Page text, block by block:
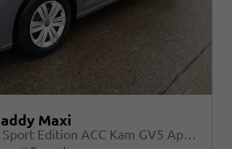
Maxi
Basis 1.5TSI DSG Sport Edition ACC Kam GV5 App AHK Reling